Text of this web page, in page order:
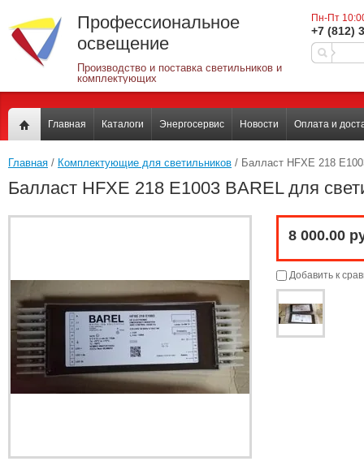
Профессиональное
освещение
Производство и поставка светильников и
комплектующих
Пн-Пт
+7 (812)
Главная Каталоги Энергосервис Новости Оплата и
Главная / Комплектующие для светильников / Балласт HFXE 218
Балласт HFXE 218 E1003 BAREL для
8 000.00
Добавить к